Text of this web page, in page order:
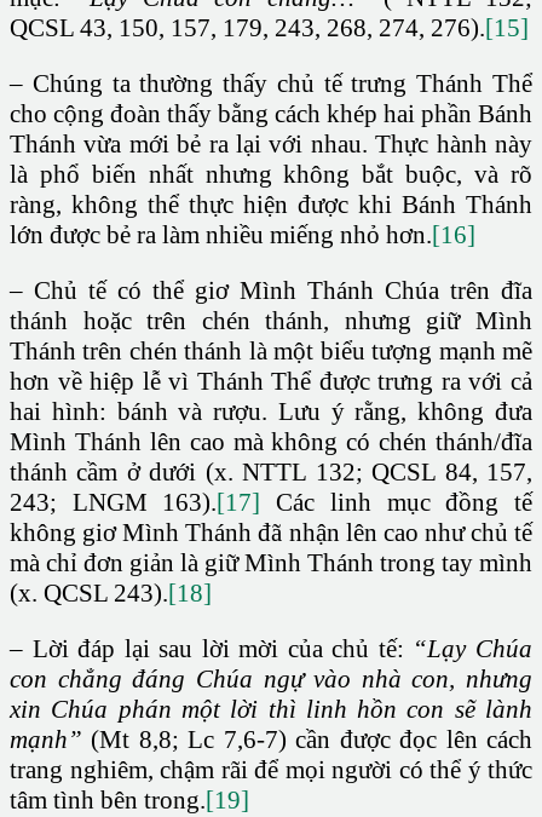
QCSL 43, 150, 157, 179, 243, 268, 274, 276).[15]
– Chúng ta thường thấy chủ tế trưng Thánh Thể
cho cộng đoàn thấy bằng cách khép hai phần Bánh
Thánh vừa mới bẻ ra lại với nhau. Thực hành này
là phổ biến nhất nhưng không bắt buộc, và rõ
ràng, không thể thực hiện được khi Bánh Thánh
lớn được bẻ ra làm nhiều miếng nhỏ hơn.[16]
– Chủ tế có thể giơ Mình Thánh Chúa trên đĩa
thánh hoặc trên chén thánh, nhưng giữ Mình
Thánh trên chén thánh là một biểu tượng mạnh mẽ
hơn về hiệp lễ vì Thánh Thể được trưng ra với cả
hai hình: bánh và rượu. Lưu ý rằng, không đưa
Mình Thánh lên cao mà không có chén thánh/đĩa
thánh cầm ở dưới (x. NTTL 132; QCSL 84, 157,
243; LNGM 163).[17] Các linh mục đồng tế
không giơ Mình Thánh đã nhận lên cao như chủ tế
mà chỉ đơn giản là giữ Mình Thánh trong tay mình
(x. QCSL 243).[18]
– Lời đáp lại sau lời mời của chủ tế: “Lạy Chúa
con chẳng đáng Chúa ngự vào nhà con, nhưng
xin Chúa phán một lời thì linh hồn con sẽ lành
mạnh” (Mt 8,8; Lc 7,6-7) cần được đọc lên cách
trang nghiêm, chậm rãi để mọi người có thể ý thức
tâm tình bên trong.[19]